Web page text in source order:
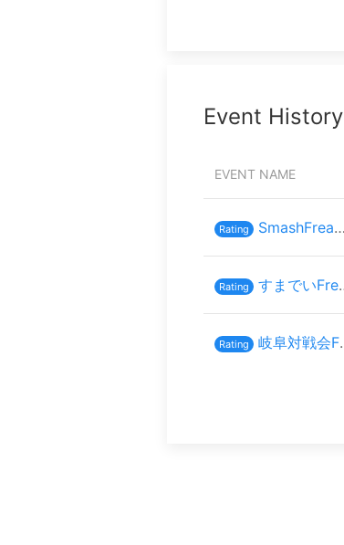
Event History
EVENT NAME
Rating SmashFreaks inスマバト61
Rating すまでいFreaks#18
Rating 岐阜対戦会Freaks